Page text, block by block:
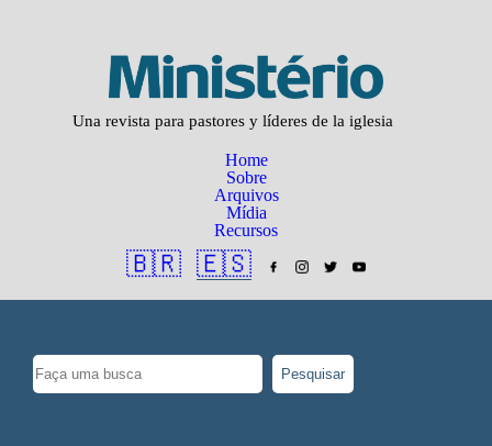
Una revista para pastores y líderes de la iglesia
Home
Sobre
Arquivos
Mídia
Recursos
🇧🇷 🇪🇸
Pesquisar